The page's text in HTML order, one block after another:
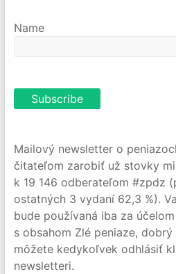
Name
Mailový newsletter o
čitateľom zarobiť už stovky
k 19 146 odberateľom #zpdz
ostatných 3 vydaní 62,3 %).
bude používaná iba za
s obsahom Zlé peniaze,
môžete kedykoľvek odhlásiť
newsletteri.